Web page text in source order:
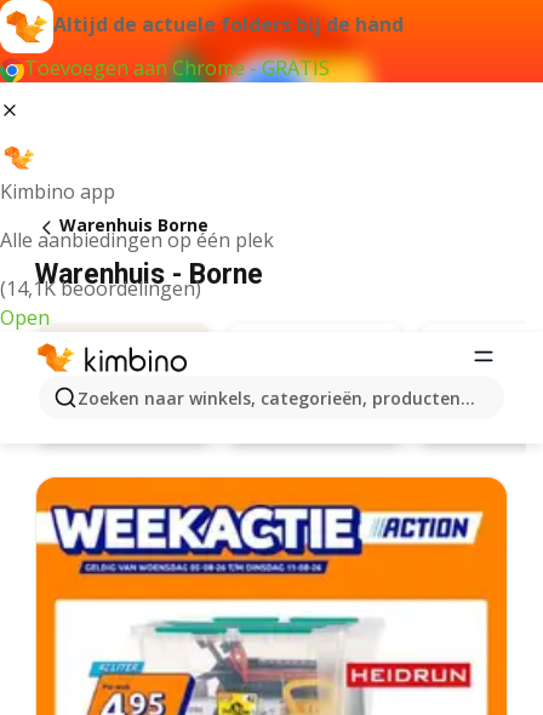
Altijd de actuele folders bij de hand
Toevoegen aan Chrome - GRATIS
Kimbino app
Alle aanbiedingen op één plek
(14,1K beoordelingen)
Open
Zoeken naar winkels, categorieën, producten...
Warenhuis Borne
Warenhuis - Borne
Action